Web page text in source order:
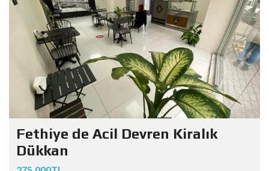
Fethiye de Acil Devren Kiralık
Dükkan